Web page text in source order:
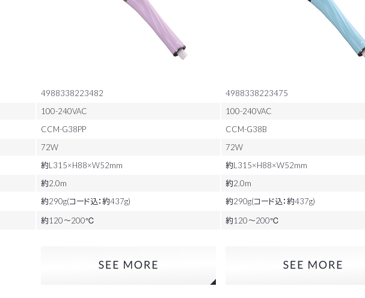
4988338223482 4988338223475
100-240VAC 100-240VAC
CCM-G38PP CCM-G38B
72W 72W
約L315×H88×W52mm 約L315×H88×W52mm
約2.0m 約2.0m
約290g(コード込：約437g) 約290g(コード込：約437g)
約120～200℃ 約120～200℃